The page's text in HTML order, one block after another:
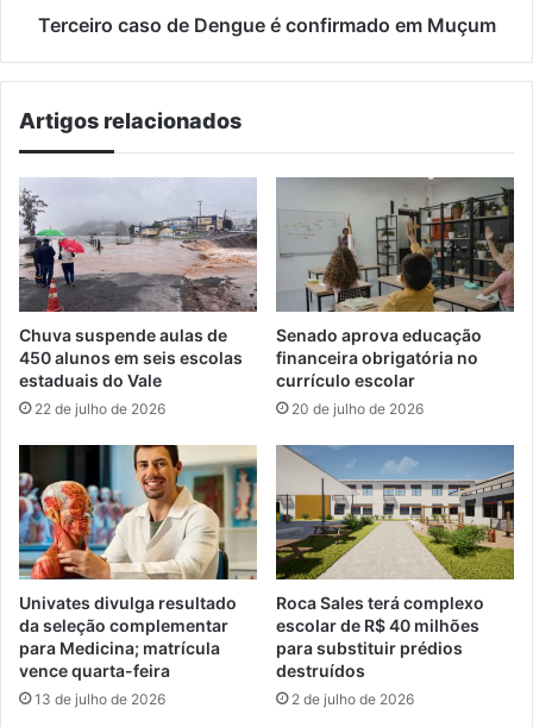
Terceiro caso de Dengue é confirmado em Muçum
Artigos relacionados
Chuva suspende aulas de
450 alunos em seis escolas
estaduais do Vale
22 de julho de 2026
Senado aprova educação
financeira obrigatória no
currículo escolar
20 de julho de 2026
Univates divulga resultado
da seleção complementar
para Medicina; matrícula
vence quarta-feira
13 de julho de 2026
Roca Sales terá complexo
escolar de R$ 40 milhões
para substituir prédios
destruídos
2 de julho de 2026